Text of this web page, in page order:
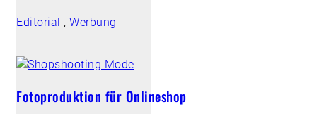
Editorial , Werbung
Fotoproduktion für Onlineshop